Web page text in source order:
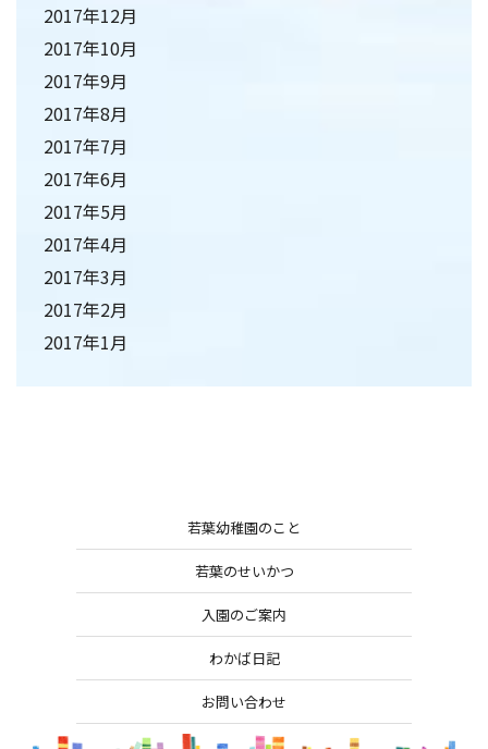
2017年12月
2017年10月
2017年9月
2017年8月
2017年7月
2017年6月
2017年5月
2017年4月
2017年3月
2017年2月
2017年1月
若葉幼稚園のこと
若葉のせいかつ
入園のご案内
わかば日記
お問い合わせ